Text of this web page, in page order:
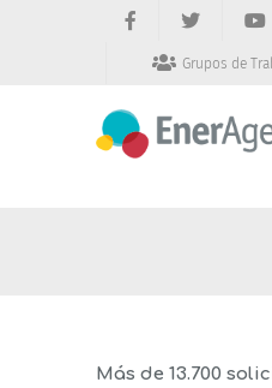
Grupos de
Más de 13.700